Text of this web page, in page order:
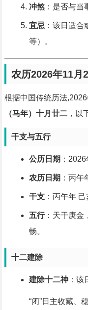
冲煞：是否与当
宜忌：该日适合
等）。
农历2026年11月
根据中国传统历法
（马年）十月廿二，以
干支与五行
公历日期 ：
农历日期 ：丙午
干支：丙午年 己
五行：天干庚金
畅。
十二建除
建除十二神：该
“闭”日主收藏、